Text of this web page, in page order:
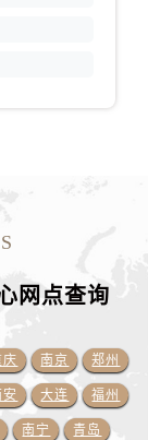
澳门特别行政区大堂区议事亭前地（新马路）江诗丹顿售后服务中心（需提前预约）
澳门特别行政区望德堂区塔石广场江诗丹顿售后服务中心（需提前预约）
福建省厦门市思明区湖滨东路95号万象城华润大厦B座11层1104室江诗丹顿售后服务中心（需提前预约）
广东省潮州市潮安区新风路与潮汕路交汇处江诗丹顿售后服务中心（需提前预约）
广东省广州市天河区天河路230号万菱汇国际中心A塔7层704室江诗丹顿售后服务中心（需提前预约）
网点查询
庆 南京 郑州
安 大连 福州
南宁 青岛